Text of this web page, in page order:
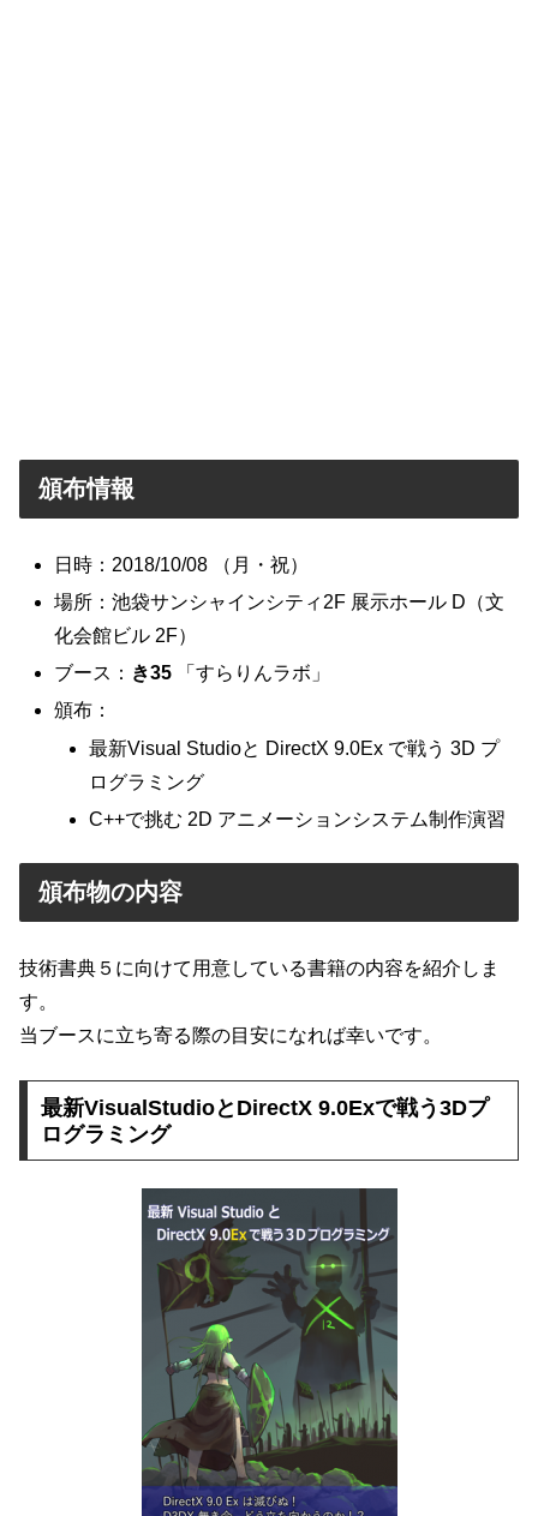
頒布情報
日時：2018/10/08 （月・祝）
場所：池袋サンシャインシティ2F 展示ホール D（文
化会館ビル 2F）
ブース： き35 「すらりんラボ」
頒布：
最新Visual Studioと DirectX 9.0Ex で戦う 3D プ
ログラミング
C++で挑む 2D アニメーションシステム制作演習
頒布物の内容
技術書典５に向けて用意している書籍の内容を紹介しま
す。
当ブースに立ち寄る際の目安になれば幸いです。
最新VisualStudioとDirectX 9.0Exで戦う3Dプ
ログラミング